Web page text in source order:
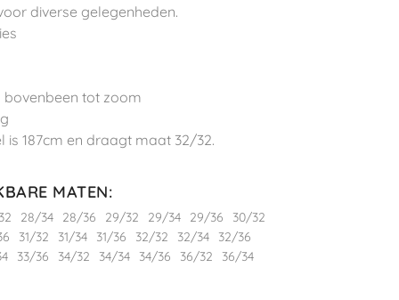
diverse gelegenheden.
bovenbeen tot zoom
is 187cm en draagt maat 32/32.
MATEN:
28/34 28/36 29/32 29/34 29/36
30/32
31/32 31/34 31/36 32/32 32/34
32/36
33/36 34/32 34/34 34/36 36/32 36/34